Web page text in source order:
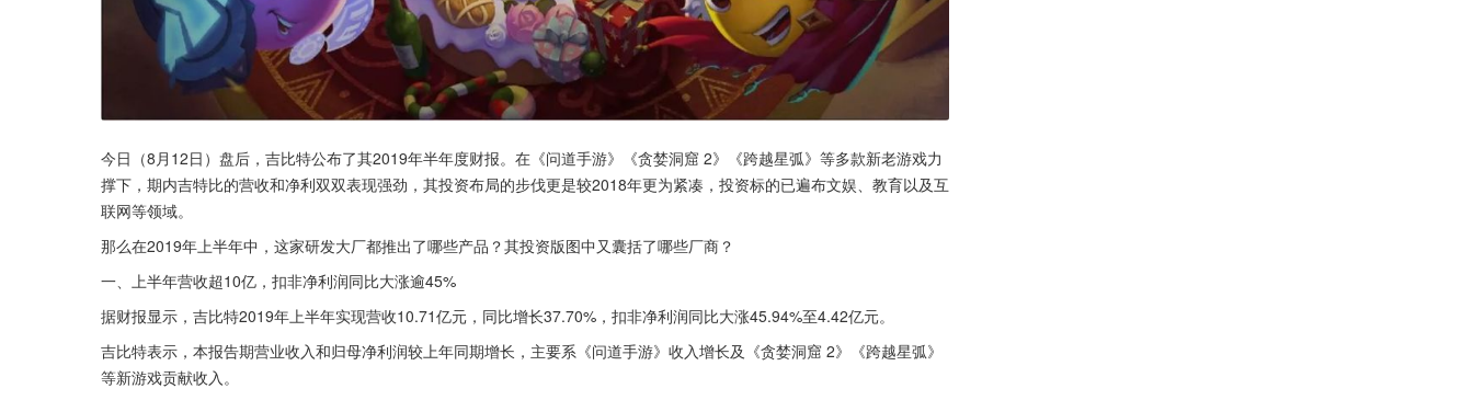
今日（8月12日）盘后，吉比特公布了其2019年半年度财报。在《问道手游》《贪婪洞窟 2》《跨越星弧》等多款新老游戏力
撑下，期内吉特比的营收和净利双双表现强劲，其投资布局的步伐更是较2018年更为紧凑，投资标的已遍布文娱、教育以及互
联网等领域。
那么在2019年上半年中，这家研发大厂都推出了哪些产品？其投资版图中又囊括了哪些厂商？
一、上半年营收超10亿，扣非净利润同比大涨逾45%
据财报显示，吉比特2019年上半年实现营收10.71亿元，同比增长37.70%，扣非净利润同比大涨45.94%至4.42亿元。
吉比特表示，本报告期营业收入和归母净利润较上年同期增长，主要系《问道手游》收入增长及《贪婪洞窟 2》《跨越星弧》
等新游戏贡献收入。